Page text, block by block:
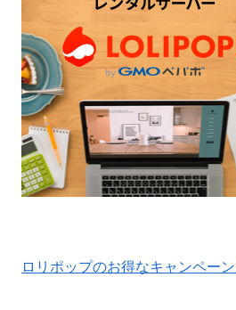
ロリポップのお得なキャンペー